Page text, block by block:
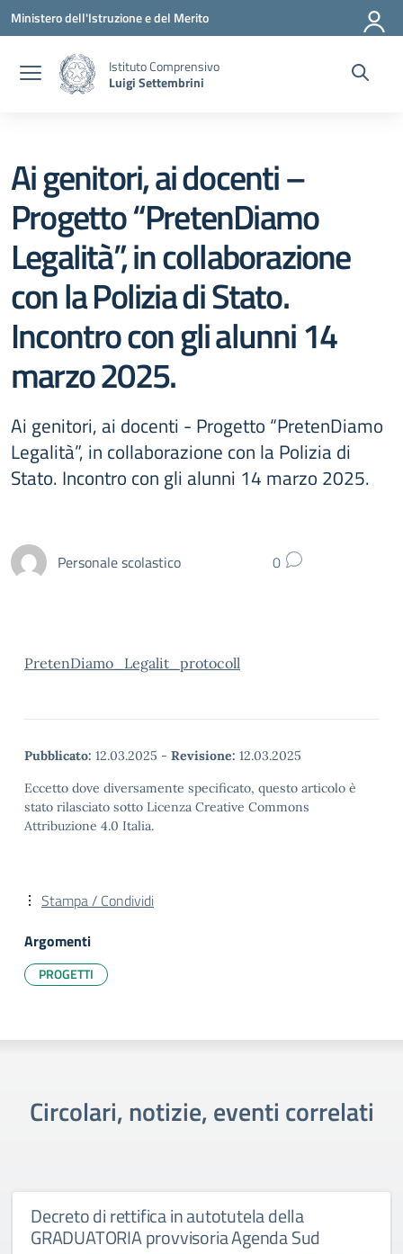
Vai ai contenuti
Vai al menu di navigazione
Vai al footer
Ministero dell'Istruzione e del Merito
Istituto Comprensivo
Luigi Settembrini
Ai genitori, ai docenti –
Progetto “PretenDiamo
Legalità”, in collaborazione
con la Polizia di Stato.
Incontro con gli alunni 14
marzo 2025.
Ai genitori, ai docenti - Progetto “PretenDiamo
Legalità”, in collaborazione con la Polizia di
Stato. Incontro con gli alunni 14 marzo 2025.
Personale scolastico 0
PretenDiamo_Legalit_protocoll
Pubblicato: 12.03.2025 - Revisione: 12.03.2025
Eccetto dove diversamente specificato, questo articolo è
stato rilasciato sotto Licenza Creative Commons
Attribuzione 4.0 Italia.
Stampa / Condividi
Argomenti
PROGETTI
Circolari, notizie, eventi correlati
Decreto di rettifica in autotutela della
GRADUATORIA provvisoria Agenda Sud